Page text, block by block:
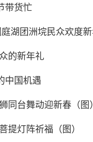
带货忙
湖团洲垸民众欢度
的新年礼
中国机遇
同台舞动迎新春（图）
提灯阵祈福（图）